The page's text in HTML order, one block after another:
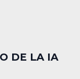
DE LA IA